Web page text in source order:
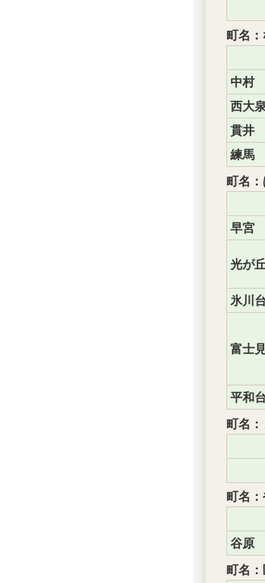
町名：
中村
西大泉
貫井
練馬
町名：
早宮
光が丘
氷川台
富士
平和台
町名：
町名
谷原
町名